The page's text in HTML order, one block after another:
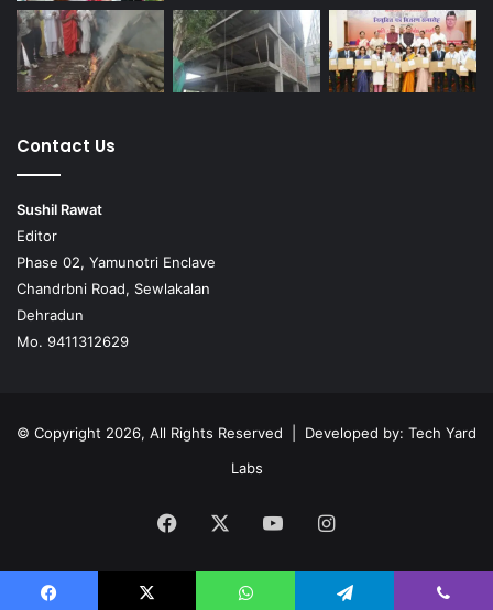
Contact Us
Sushil Rawat
Editor
Phase 02, Yamunotri Enclave
Chandrbni Road, Sewlakalan
Dehradun
Mo. 9411312629
© Copyright 2026, All Rights Reserved | Developed by: Tech Yard
Labs
Facebook YouTubeInstagram